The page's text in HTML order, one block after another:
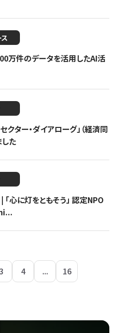
万件のデータを活用したAI活
ター・ダイアローグ」（経済同
た
心に灯をともそう」 認定NPO
4 ... 16